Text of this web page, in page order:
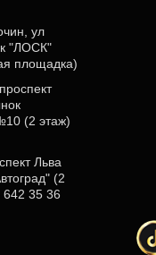
ул
"ЛОСК"
площадка)
(2 этаж)
Льва
(2
35 36